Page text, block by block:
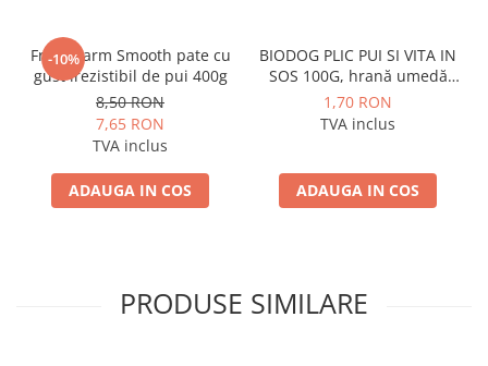
-10%
Fresh Farm Smooth pate cu
gust irezistibil de pui 400g
8,50 RON
7,65 RON
TVA inclus
ADAUGA IN COS
BIODOG PLIC PUI SI VITA IN
SOS 100G, hrană umedă
pentru câini adulți
1,70 RON
TVA inclus
ADAUGA IN COS
PRODUSE SIMILARE